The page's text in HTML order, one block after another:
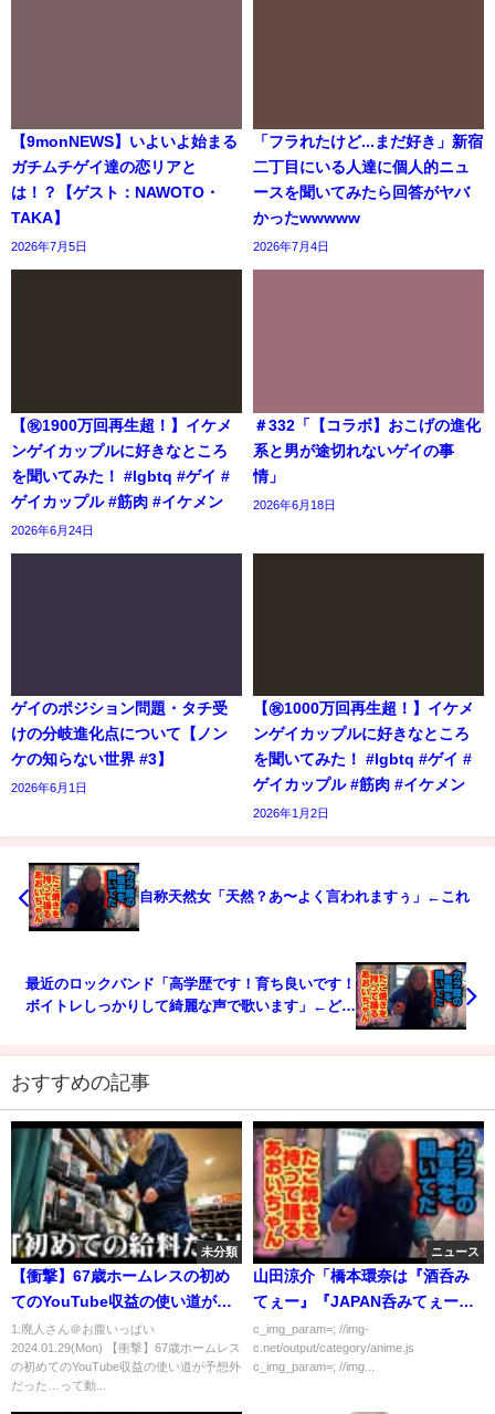
【9monNEWS】いよいよ始まる
ガチムチゲイ達の恋リアと
は！？【ゲスト：NAWOTO・
TAKA】
2026年7月5日
「フラれたけど...まだ好き」新宿
二丁目にいる人達に個人的ニュ
ースを聞いてみたら回答がヤバ
かったwwwww
2026年7月4日
【㊗️1900万回再生超！】イケメ
ンゲイカップルに好きなところ
を聞いてみた！ #lgbtq #ゲイ #
ゲイカップル #筋肉 #イケメン
2026年6月24日
＃332「【コラボ】おこげの進化
系と男が途切れないゲイの事
情」
2026年6月18日
ゲイのポジション問題・タチ受
けの分岐進化点について【ノン
ケの知らない世界 #3】
2026年6月1日
【㊗️1000万回再生超！】イケメ
ンゲイカップルに好きなところ
を聞いてみた！ #lgbtq #ゲイ #
ゲイカップル #筋肉 #イケメン
2026年1月2日
自称天然女「天然？あ〜よく言われますぅ」←これ
最近のロックバンド「高学歴です！育ち良いです！
ボイトレしっかりして綺麗な声で歌います」←どこ
おすすめの記事
未分類
【衝撃】67歳ホームレスの初め
てのYouTube収益の使い道が予
想外だった…
1:廃人さん＠お腹いっぱい
2024.01.29(Mon) 【衝撃】67歳ホームレス
の初めてのYouTube収益の使い道が予想外
だった…って動...
ニュース
山田涼介「橋本環奈は『酒呑み
てぇー』『JAPAN呑みてぇー』
ばっかり言ってる」
c_img_param=; //img-
c.net/output/category/anime.js
c_img_param=; //img...